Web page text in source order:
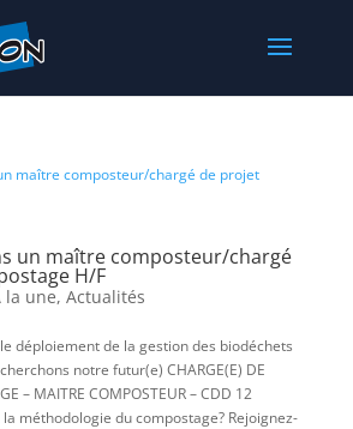
un maître composteur/chargé
H/F
la une, Actualités
déploiement de la gestion des biodéchets
notre futur(e) CHARGE(E) DE
– MAITRE COMPOSTEUR – CDD 12
méthodologie du compostage? Rejoignez-